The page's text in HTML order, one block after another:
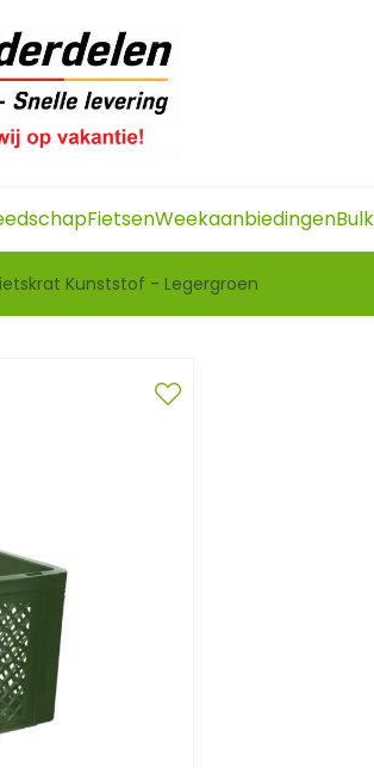
FietsenWeekaanbiedingen
Kunststof - Legergroen